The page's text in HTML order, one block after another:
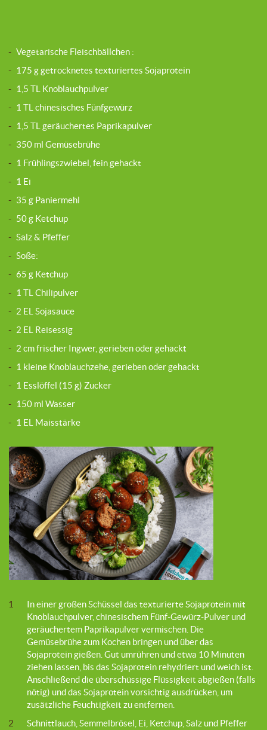
- Vegetarische Fleischbällchen :
- 175 g getrocknetes texturiertes Sojaprotein
- 1,5 TL Knoblauchpulver
- 1 TL chinesisches Fünfgewürz
- 1,5 TL geräuchertes Paprikapulver
- 350 ml Gemüsebrühe
- 1 Frühlingszwiebel, fein gehackt
- 1 Ei
- 35 g Paniermehl
- 50 g Ketchup
- Salz & Pfeffer
- Soße:
- 65 g Ketchup
- 1 TL Chilipulver
- 2 EL Sojasauce
- 2 EL Reisessig
- 2 cm frischer Ingwer, gerieben oder gehackt
- 1 kleine Knoblauchzehe, gerieben oder gehackt
- 1 Esslöffel (15 g) Zucker
- 150 ml Wasser
- 1 EL Maisstärke
1
In einer großen Schüssel das texturierte Sojaprotein mit
Knoblauchpulver, chinesischem Fünf-Gewürz-Pulver und
geräuchertem Paprikapulver vermischen. Die
Gemüsebrühe zum Kochen bringen und über das
Sojaprotein gießen. Gut umrühren und etwa 10 Minuten
ziehen lassen, bis das Sojaprotein rehydriert und weich ist.
Anschließend die überschüssige Flüssigkeit abgießen (falls
nötig) und das Sojaprotein vorsichtig ausdrücken, um
zusätzliche Feuchtigkeit zu entfernen.
2
Schnittlauch, Semmelbrösel, Ei, Ketchup, Salz und Pfeffer